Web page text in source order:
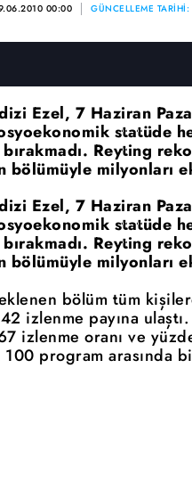
00:00 GÜNCELLEME TARİHİ:
Ezel, 7 Haziran
statüde
Reyting
bölümüyle milyonları
Ezel, 7 Haziran
statüde
Reyting
bölümüyle milyonları
bölüm tüm
izlenme payına
izlenme oranı ve
program arasında